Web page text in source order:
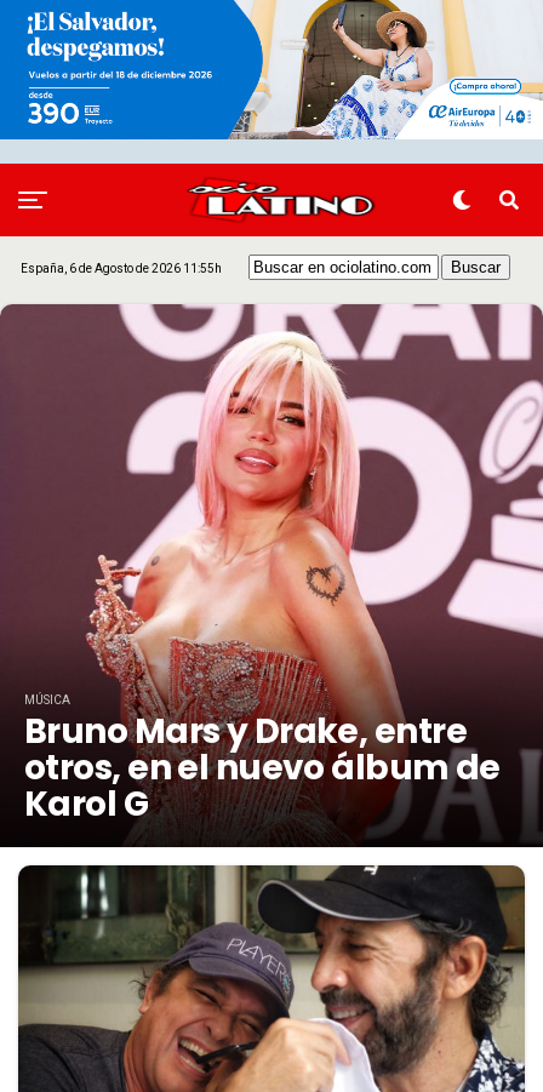
España, 6 de Agosto de 2026 11:55h
MÚSICA
Bruno Mars y Drake, entre
otros, en el nuevo álbum de
Karol G